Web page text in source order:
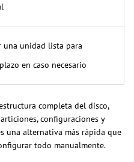
una unidad lista para
en caso necesario
completa del disco,
configuraciones y
una alternativa más rápida que
todo manualmente.